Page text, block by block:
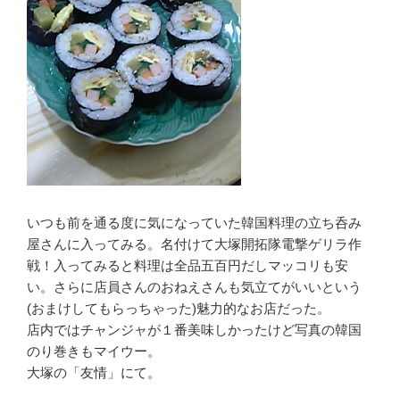
いつも前を通る度に気になっていた韓国料理の立ち呑み
屋さんに入ってみる。名付けて大塚開拓隊電撃ゲリラ作
戦！入ってみると料理は全品五百円だしマッコリも安
い。さらに店員さんのおねえさんも気立てがいいという
(おまけしてもらっちゃった)魅力的なお店だった。
店内ではチャンジャが１番美味しかったけど写真の韓国
のり巻きもマイウー。
大塚の「友情」にて。